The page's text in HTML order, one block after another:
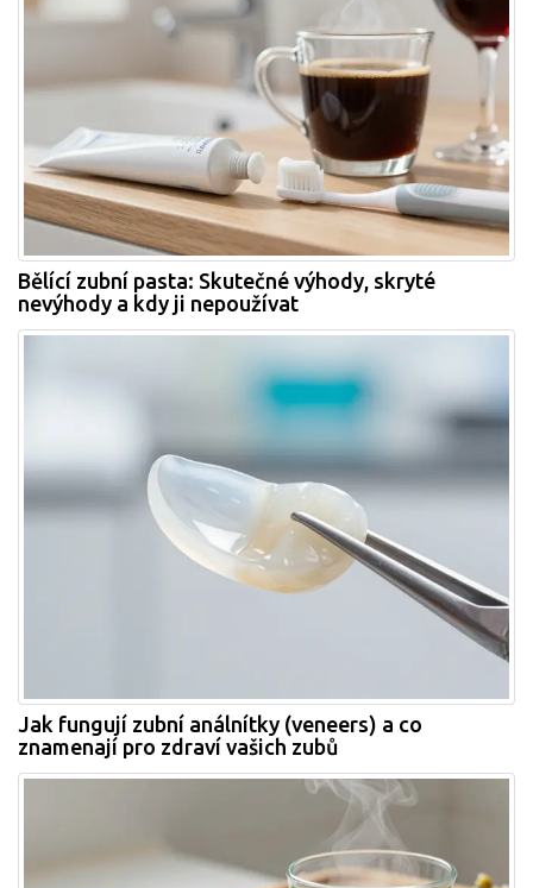
Bělící zubní pasta: Skutečné výhody, skryté
nevýhody a kdy ji nepoužívat
Jak fungují zubní análnítky (veneers) a co
znamenají pro zdraví vašich zubů